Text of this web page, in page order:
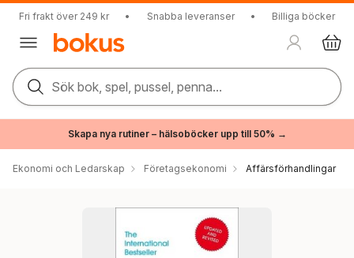
Fri frakt över 249 kr • Snabba leveranser • Billiga böcker
Sök bok, spel, pussel, penna...
Skapa nya rutiner – hälsoböcker upp till 50% →
Ekonomi och Ledarskap Företagsekonomi Affärsförhandlingar